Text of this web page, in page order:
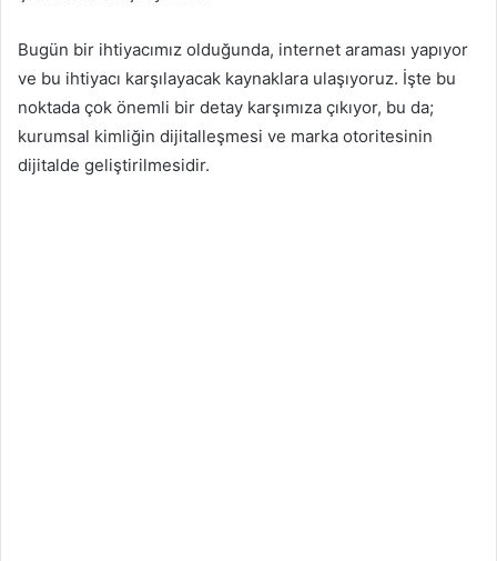
Bugün bir ihtiyacımız olduğunda, internet araması yapıyor
ve bu ihtiyacı karşılayacak kaynaklara ulaşıyoruz. İşte bu
noktada çok önemli bir detay karşımıza çıkıyor, bu da;
kurumsal kimliğin dijitalleşmesi ve marka otoritesinin
dijitalde geliştirilmesidir.